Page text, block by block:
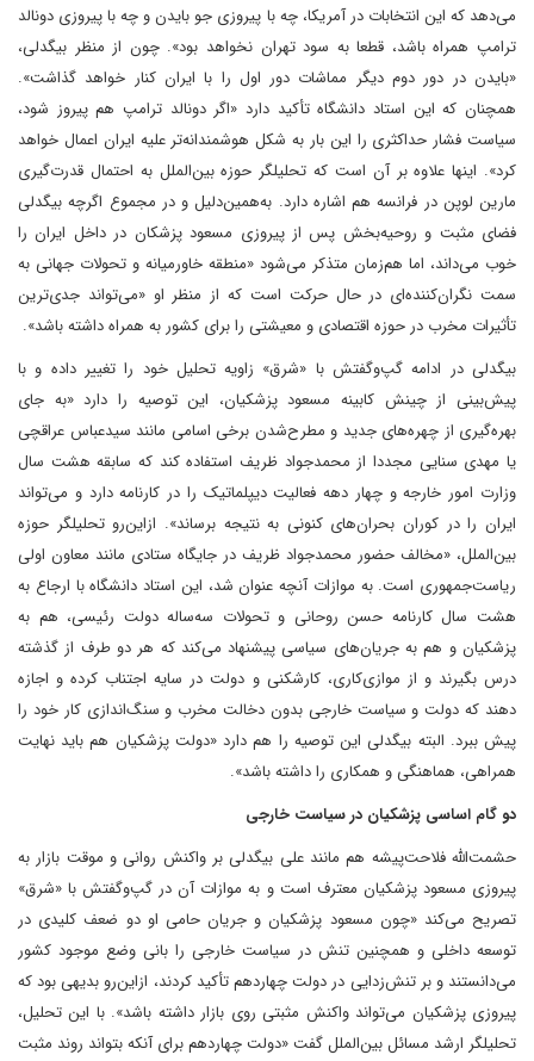
می‌دهد که این انتخابات در آمریکا، چه با پیروزی جو بایدن و چه با پیروزی دونالد
ترامپ همراه باشد، قطعا به سود تهران نخواهد بود». چون از منظر بیگدلی،
«بایدن در دور دوم دیگر مماشات دور اول را با ایران کنار خواهد گذاشت».
همچنان که این استاد دانشگاه تأکید دارد «اگر دونالد ترامپ هم پیروز شود،
سیاست فشار حداکثری را این بار به شکل هوشمندانه‌تر علیه ایران اعمال خواهد
کرد». اینها علاوه بر آن است که تحلیلگر حوزه بین‌الملل به احتمال قدرت‌گیری
مارین لوپن در فرانسه هم اشاره دارد. به‌همین‌دلیل و در مجموع اگرچه بیگدلی
فضای مثبت و روحیه‌بخش پس از پیروزی مسعود پزشکان در داخل ایران را
خوب می‌داند، اما هم‌زمان متذکر می‌شود «منطقه خاورمیانه و تحولات جهانی به
سمت نگران‌کننده‌ای در حال حرکت است که از منظر او «می‌تواند جدی‌ترین
تأثیرات مخرب در حوزه اقتصادی و معیشتی را برای کشور به همراه داشته باشد».
بیگدلی در ادامه گپ‌وگفتش با «شرق» زاویه تحلیل خود را تغییر داده و با
پیش‌بینی از چینش کابینه مسعود پزشکیان، این توصیه را دارد «به جای
بهره‌گیری از چهره‌های جدید و مطرح‌شدن برخی اسامی مانند سیدعباس عراقچی
یا مهدی سنایی مجددا از محمدجواد ظریف استفاده کند که سابقه هشت سال
وزارت امور خارجه و چهار دهه فعالیت دیپلماتیک را در کارنامه دارد و می‌تواند
ایران را در کوران بحران‌های کنونی به نتیجه برساند». ازاین‌رو تحلیلگر حوزه
بین‌الملل، «مخالف حضور محمدجواد ظریف در جایگاه ستادی مانند معاون اولی
ریاست‌جمهوری است. به موازات آنچه عنوان شد، این استاد دانشگاه با ارجاع به
هشت سال کارنامه حسن روحانی و تحولات سه‌ساله دولت رئیسی، هم به
پزشکیان و هم به جریان‌های سیاسی پیشنهاد می‌کند که هر دو طرف از گذشته
درس بگیرند و از موازی‌کاری، کارشکنی و دولت در سایه اجتناب کرده و اجازه
دهند که دولت و سیاست خارجی بدون دخالت مخرب و سنگ‌اندازی کار خود را
پیش ببرد. البته بیگدلی این توصیه را هم دارد «دولت پزشکیان هم باید نهایت
همراهی، هماهنگی و همکاری را داشته باشد».
دو گام اساسی پزشکیان در سیاست خارجی
حشمت‌الله فلاحت‌پیشه هم مانند علی بیگدلی بر واکنش روانی و موقت بازار به
پیروزی مسعود پزشکیان معترف است و به موازات آن در گپ‌وگفتش با «شرق»
تصریح می‌کند «چون مسعود پزشکیان و جریان حامی او دو ضعف کلیدی در
توسعه داخلی و همچنین تنش در سیاست خارجی را بانی وضع موجود کشور
می‌دانستند و بر تنش‌زدایی در دولت چهاردهم تأکید کردند، ازاین‌رو بدیهی بود که
پیروزی پزشکیان می‌تواند واکنش مثبتی روی بازار داشته باشد». با این تحلیل،
تحلیلگر ارشد مسائل بین‌الملل گفت «دولت چهاردهم برای آنکه بتواند روند مثبت